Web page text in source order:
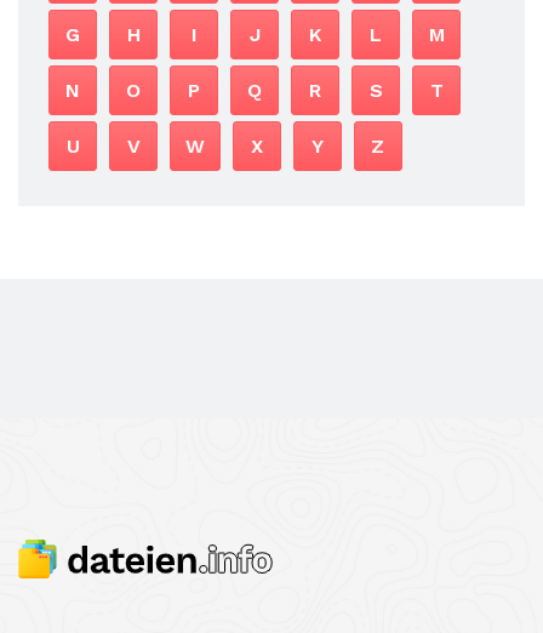
G H I J K L M
N O P Q R S T
U V W X Y Z